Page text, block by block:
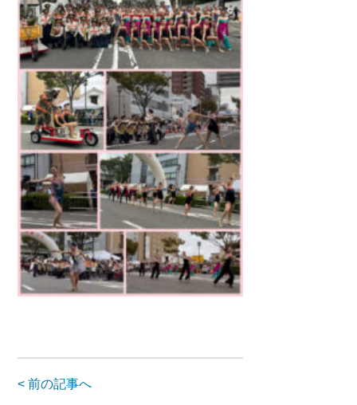
< 前の記事へ